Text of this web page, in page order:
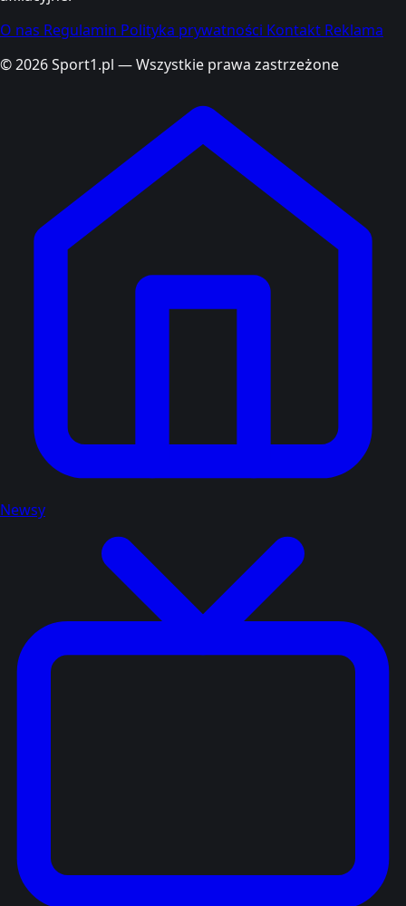
O nas Regulamin Polityka prywatności Kontakt Reklama
© 2026 Sport1.pl — Wszystkie prawa zastrzeżone
Newsy